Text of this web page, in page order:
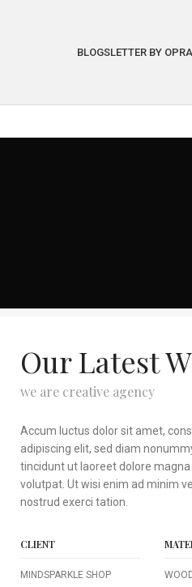
BLOGSLETTER BY
Our Latest
we are creative agency
Accum luctus dolor sit amet,
adipiscing elit, sed diam
tincidunt ut laoreet dolore
volutpat. Ut wisi enim ad minim
nostrud exerci tation.
CLIENT
MINDSPARKLE SHOP